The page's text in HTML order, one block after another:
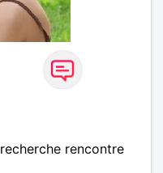
rencontre